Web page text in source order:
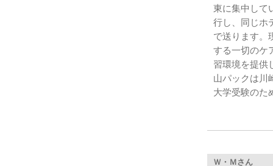
東に集中して
行し、同じホ
で送ります。
する一切のケ
習環境を提供
山パックは川
大学受験のた
Ｗ・Ｍさん